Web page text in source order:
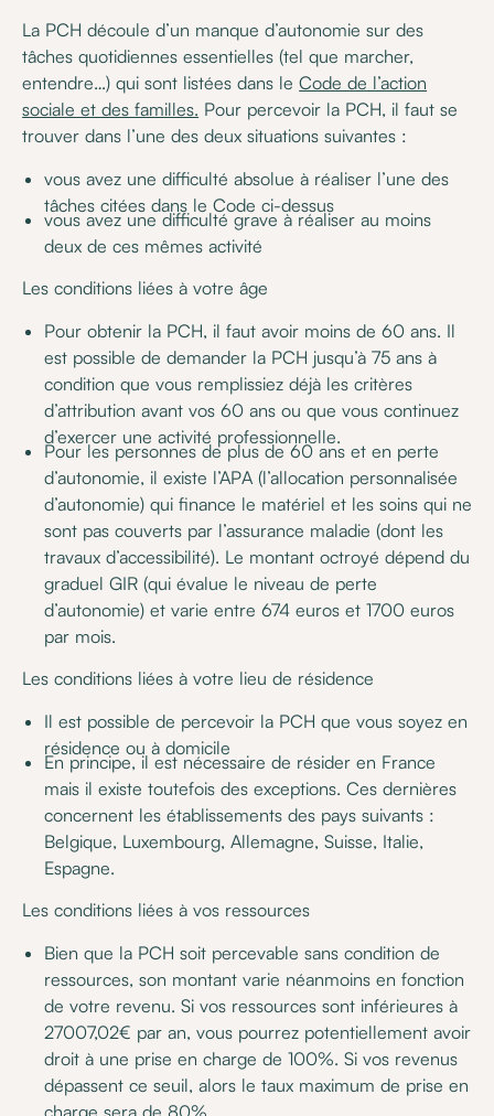
La PCH découle d’un manque d’autonomie sur des
tâches quotidiennes essentielles (tel que marcher,
entendre…) qui sont listées dans leCode de l’action
sociale et des familles. Pour percevoir la PCH, il faut se
trouver dans l’une des deux situations suivantes :
vous avez une difficulté absolue à réaliser l’une des
tâches citées dans le Code ci-dessus
vous avez une difficulté grave à réaliser au moins
deux de ces mêmes activité
Les conditions liées à votre âge
Pour obtenir la PCH, il faut avoir moins de 60 ans. Il
est possible de demander la PCH jusqu’à 75 ans à
condition que vous remplissiez déjà les critères
d’attribution avant vos 60 ans ou que vous continuez
d’exercer une activité professionnelle.
Pour les personnes de plus de 60 ans et en perte
d’autonomie, il existe l’APA (l’allocation personnalisée
d’autonomie) qui finance le matériel et les soins qui ne
sont pas couverts par l’assurance maladie (dont les
travaux d’accessibilité). Le montant octroyé dépend du
graduel GIR (qui évalue le niveau de perte
d’autonomie) et varie entre 674 euros et 1700 euros
par mois.
Les conditions liées à votre lieu de résidence
Il est possible de percevoir la PCH que vous soyez en
résidence ou à domicile
En principe, il est nécessaire de résider en France
mais il existe toutefois des exceptions. Ces dernières
concernent les établissements des pays suivants :
Belgique, Luxembourg, Allemagne, Suisse, Italie,
Espagne.
Les conditions liées à vos ressources
Bien que la PCH soit percevable sans condition de
ressources, son montant varie néanmoins en fonction
de votre revenu. Si vos ressources sont inférieures à
27007,02€ par an, vous pourrez potentiellement avoir
droit à une prise en charge de 100%. Si vos revenus
dépassent ce seuil, alors le taux maximum de prise en